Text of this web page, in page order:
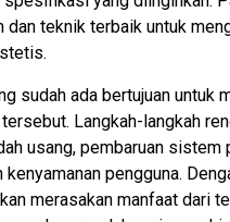
dan teknik terbaik untuk
sudah ada bertujuan untuk
Langkah-langkah
usang, pembaruan sistem
pengguna.
merasakan manfaat dari